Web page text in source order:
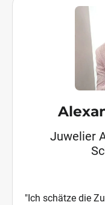
Juwelier
"Ich schätze die